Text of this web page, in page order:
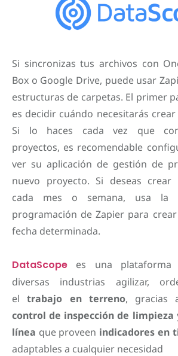
Si sincronizas tus archivos con
Box o Google Drive, puede usar
estructuras de carpetas. El primer
es decidir cuándo necesitarás
Si lo haces cada vez que
proyectos, es recomendable
ver su aplicación de gestión de
nuevo proyecto. Si deseas crear
cada mes o semana, usa la
programación de Zapier para
fecha determinada.
DataScope es una
diversas industrias agilizar,
eltrabajo en terreno, gracias
control de inspección de limpieza
línea que proveen indicadores en
adaptables a cualquier necesidad